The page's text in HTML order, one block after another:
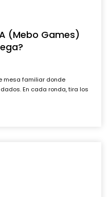
(Mebo Games)
mesa familiar donde
En cada ronda, tira los